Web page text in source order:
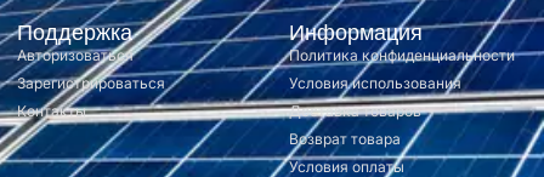
Поддержка
Авторизоваться
Зарегистрироваться
Контакты
Информация
Политика конфиденциальности
Условия использования
Доставка товаров
Возврат товара
Условия оплаты